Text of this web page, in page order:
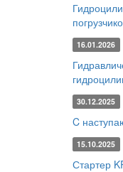
16.01.2026
30.12.2025
C
15.10.2025
Стартер